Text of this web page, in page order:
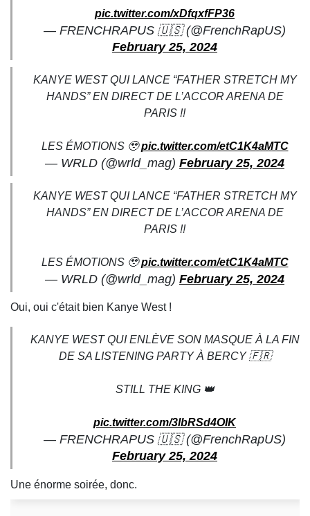
pic.twitter.com/xDfqxfFP36
— FRENCHRAPUS 🇺🇸 (@FrenchRapUS)
February 25, 2024
KANYE WEST QUI LANCE “FATHER STRETCH MY
HANDS” EN DIRECT DE L’ACCOR ARENA DE
PARIS !!
LES ÉMOTIONS 🥹pic.twitter.com/etC1K4aMTC
— WRLD (@wrld_mag) February 25, 2024
KANYE WEST QUI LANCE “FATHER STRETCH MY
HANDS” EN DIRECT DE L’ACCOR ARENA DE
PARIS !!
LES ÉMOTIONS 🥹pic.twitter.com/etC1K4aMTC
— WRLD (@wrld_mag) February 25, 2024
Oui, oui c'était bien Kanye West !
KANYE WEST QUI ENLÈVE SON MASQUE À LA FIN
DE SA LISTENING PARTY À BERCY 🇫🇷
STILL THE KING 👑
pic.twitter.com/3lbRSd4OIK
— FRENCHRAPUS 🇺🇸 (@FrenchRapUS)
February 25, 2024
Une énorme soirée, donc.